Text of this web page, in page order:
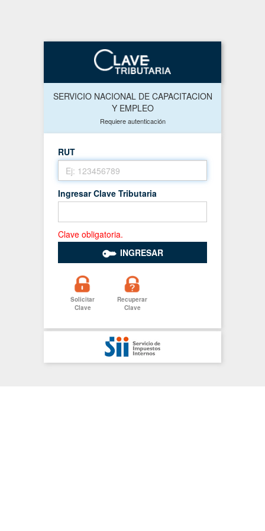
SERVICIO NACIONAL DE CAPACITACION
Y EMPLEO
Requiere autenticación
RUT
Ingresar Clave Tributaria
Clave obligatoria.
INGRESAR
Solicitar
Clave
Recuperar
Clave